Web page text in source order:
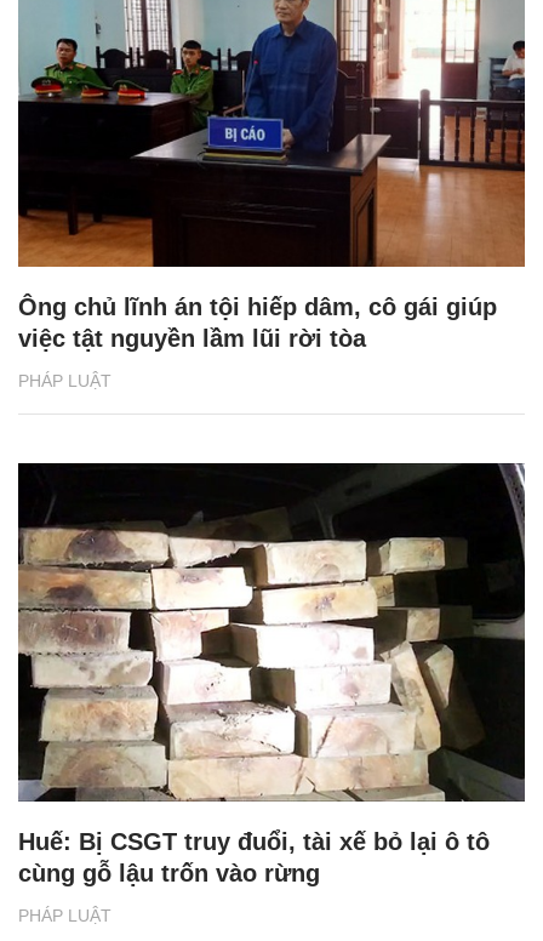
PHÁP LUẬT
Ông chủ lĩnh án tội hiếp dâm, cô gái giúp
việc tật nguyền lầm lũi rời tòa
PHÁP LUẬT
Huế: Bị CSGT truy đuổi, tài xế bỏ lại ô tô
cùng gỗ lậu trốn vào rừng